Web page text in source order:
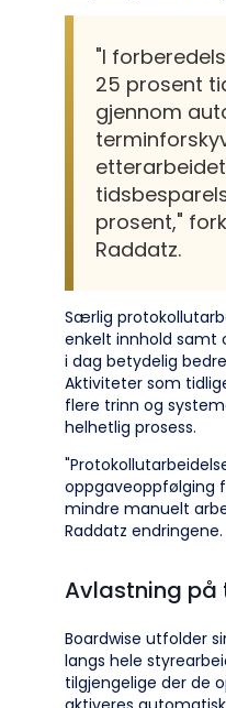
"I
25 prosent
gjennom
prosent,"
Raddatz.
Særlig
enkelt innhold samt
i dag betydelig
Aktiviteter som
flere trinn og
helhetlig prosess.
oppgaveoppfølging
mindre manuelt
Raddatz endringene.
Avlastning på
Boardwise utfolder
langs hele
tilgjengelige der de